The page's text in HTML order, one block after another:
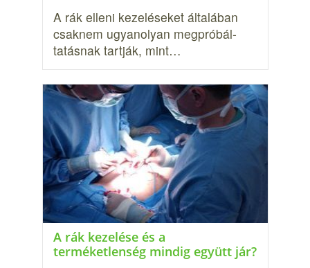
A rák elleni kezeléseket általában
csaknem ugyanolyan megpróbál­
tatásnak tartják, mint…
A rák kezelése és a
terméketlenség mindig együtt jár?